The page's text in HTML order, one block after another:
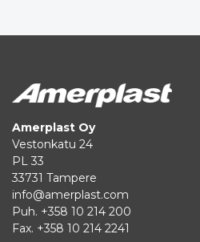
Amerplast Oy
Vestonkatu 24
PL 33
33731 Tampere
info@amerplast.com
Puh. +358 10 214 200
Fax. +358 10 214 2241